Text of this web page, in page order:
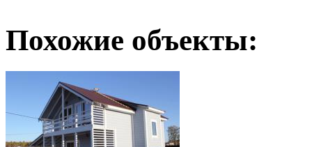
Похожие объекты: